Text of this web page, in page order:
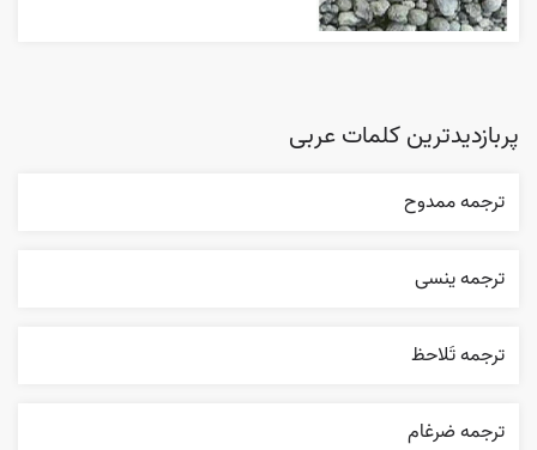
پربازدیدترین کلمات عربی
ترجمه ممدوح
ترجمه ینسی
ترجمه تَلاحظ
ترجمه ضرغام